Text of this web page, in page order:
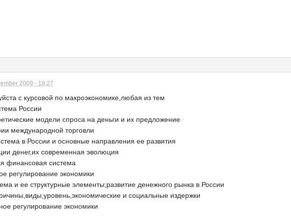
2009 - 18:27
с курсовой по макроэкономике,любая из тем
России
модели спроса на деньги и их предложение
международной торговли
в России и основные направления ее развития
денег,их современная эволюция
финансовая система
регулирование экономики
и ее структурные элементы;развитие денежного рынка в России
и социальные издержки
регулирование экономики